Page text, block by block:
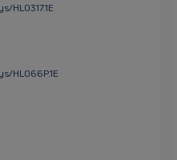
HL0317.1E
HL066P.1E